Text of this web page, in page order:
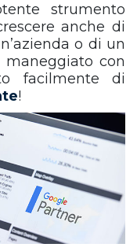
strumento
anche di
o di un
maneggiato con
facilmente di
!